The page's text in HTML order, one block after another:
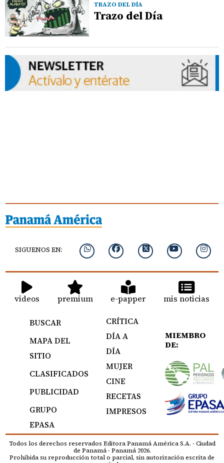
TRAZO DEL DÍA
Trazo del Día
SIGUENOS EN:
videos premium e-papper mis noticias
BUSCAR
MAPA DEL
SITIO
CLASIFICADOS
PUBLICIDAD
GRUPO
EPASA
CRÍTICA
DÍA A
DÍA
MUJER
CINE
RECETAS
IMPRESOS
MIEMBRO
DE:
Todos los derechos reservados Editora Panamá América S.A. - Ciudad
de Panamá - Panamá 2026.
Prohibida su reproducción total o parcial, sin autorización escrita de